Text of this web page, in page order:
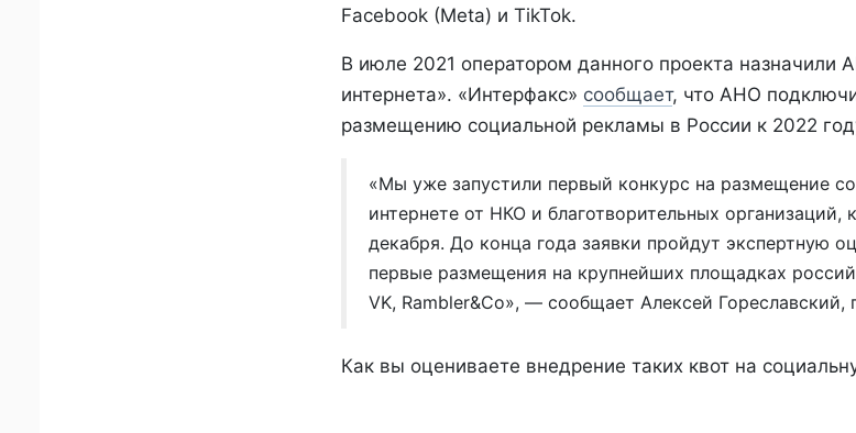
Facebook (Meta) и TikTok.
В июле 2021 оператором данного проекта назначили
интернета». «Интерфакс» сообщает, что АНО
размещению социальной рекламы в России к 2022
«Мы уже запустили первый конкурс на размещение
интернете от НКО и благотворительных организаций,
декабря. До конца года заявки пройдут экспертную
первые размещения на крупнейших площадках
VK, Rambler&Co», — сообщает Алексей Гореславский,
Как вы оцениваете внедрение таких квот на